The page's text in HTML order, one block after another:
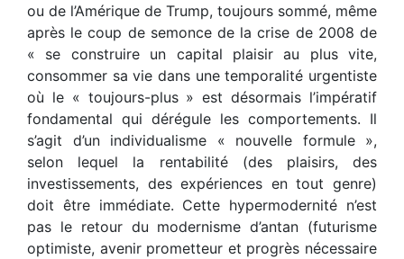
ou de l’Amérique de Trump, toujours sommé, même
après le coup de semonce de la crise de 2008 de
« se construire un capital plaisir au plus vite,
consommer sa vie dans une temporalité urgentiste
où le « toujours-plus » est désormais l’impératif
fondamental qui dérégule les comportements. Il
s’agit d’un individualisme « nouvelle formule »,
selon lequel la rentabilité (des plaisirs, des
investissements, des expériences en tout genre)
doit être immédiate. Cette hypermodernité n’est
pas le retour du modernisme d’antan (futurisme
optimiste, avenir prometteur et progrès nécessaire